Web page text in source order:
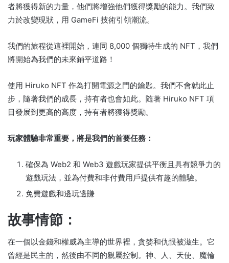
者將獲得新的力量，他們將增強他們獲得獎勵的能力。 我們致
力於改變現狀，用 GameFi 技術引領潮流。
我們的旅程從這裡開始，連同 8,000 個獨特生成的 NFT，我們
將開始為我們的未來鋪平道路！
使用 Hiruko NFT 作為打開電源之門的鑰匙。 我們不會就此止
步，隨著我們的成長，持有者也會如此。 隨著 Hiruko NFT 項
目發展到更高的高度，持有者將獲得獎勵。
玩家體驗非常重要，將是我們的首要任務：
確保為 Web2 和 Web3 遊戲玩家提供平衡且具有競爭力的
遊戲玩法，並為付費和非付費用戶提供有趣的體驗。
免費遊戲和邊玩邊賺
故事情節：
在一個以金錢和權威為主導的世界裡，貪婪和仇恨被滋生。 它
曾經是民主的，然後由不同的親屬控制。 神、人、天使、魔輪